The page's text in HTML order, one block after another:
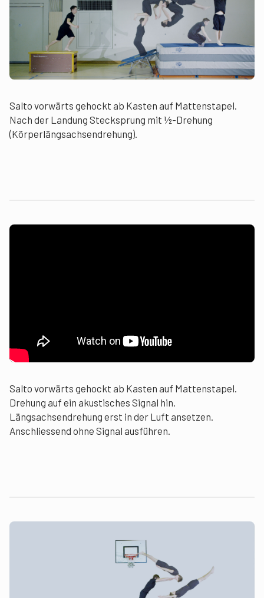
Salto vorwärts gehockt ab Kasten auf Mattenstapel.
Nach der Landung Stecksprung mit ½-Drehung
(Körperlängsachsendrehung).
Salto vorwärts gehockt ab Kasten auf Mattenstapel.
Drehung auf ein akustisches Signal hin.
Längsachsendrehung erst in der Luft ansetzen.
Anschliessend ohne Signal ausführen.